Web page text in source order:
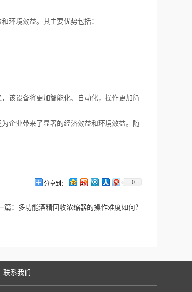
环境效益。其主要优势包括：
该设备将更加智能化、自动化，操作更加简
企业带来了显著的经济效益和环境效益。随
分享到： 0
篇： 多功能酒精回收浓缩器的操作难度如何？
联系我们